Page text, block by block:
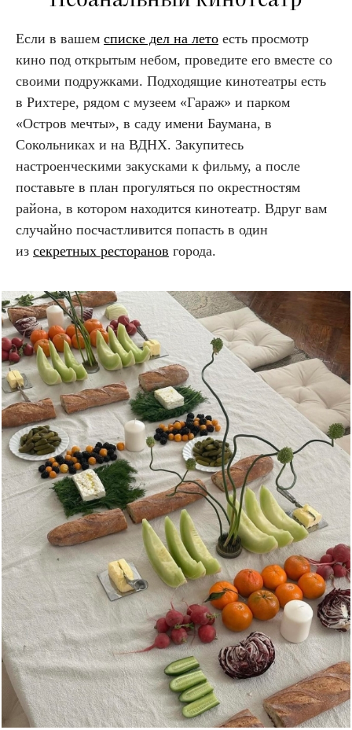
Если в вашем списке дел на лето есть просмотр
кино под открытым небом, проведите его вместе со
своими подружками. Подходящие кинотеатры есть
в Рихтере, рядом с музеем «Гараж» и парком
«Остров мечты», в саду имени Баумана, в
Сокольниках и на ВДНХ. Закупитесь
настроенческими закусками к фильму, а после
поставьте в план прогуляться по окрестностям
района, в котором находится кинотеатр. Вдруг вам
случайно посчастливится попасть в один
из секретных ресторанов города.